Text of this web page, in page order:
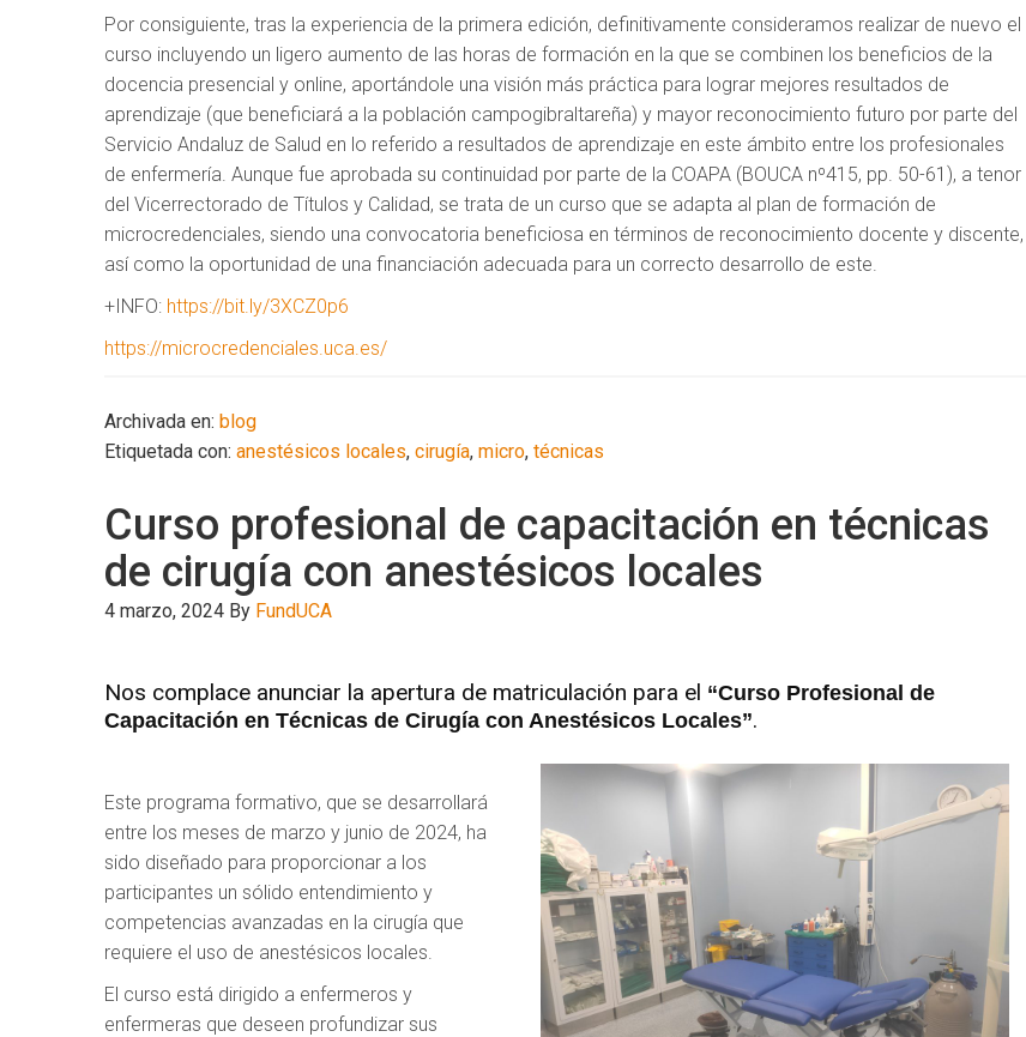
Por consiguiente, tras la experiencia de la primera edición, definitivamente consideramos realizar de nuevo el
curso incluyendo un ligero aumento de las horas de formación en la que se combinen los beneficios de la
docencia presencial y online, aportándole una visión más práctica para lograr mejores resultados de
aprendizaje (que beneficiará a la población campogibraltareña) y mayor reconocimiento futuro por parte del
Servicio Andaluz de Salud en lo referido a resultados de aprendizaje en este ámbito entre los profesionales
de enfermería. Aunque fue aprobada su continuidad por parte de la COAPA (BOUCA nº415, pp. 50-61), a tenor
del Vicerrectorado de Títulos y Calidad, se trata de un curso que se adapta al plan de formación de
microcredenciales, siendo una convocatoria beneficiosa en términos de reconocimiento docente y discente,
así como la oportunidad de una financiación adecuada para un correcto desarrollo de este.
+INFO: https://bit.ly/3XCZ0p6
https://microcredenciales.uca.es/
Archivada en: blog
Etiquetada con: anestésicos locales, cirugía, micro, técnicas
Curso profesional de capacitación en técnicas
de cirugía con anestésicos locales
4 marzo, 2024 By FundUCA
Nos complace anunciar la apertura de matriculación para el “Curso Profesional de
Capacitación en Técnicas de Cirugía con Anestésicos Locales”.
Este programa formativo, que se desarrollará
entre los meses de marzo y junio de 2024, ha
sido diseñado para proporcionar a los
participantes un sólido entendimiento y
competencias avanzadas en la cirugía que
requiere el uso de anestésicos locales.
El curso está dirigido a enfermeros y
enfermeras que deseen profundizar sus